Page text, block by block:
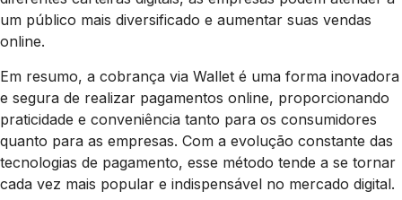
um público mais diversificado e aumentar suas vendas
online.
Em resumo, a cobrança via Wallet é uma forma inovadora
e segura de realizar pagamentos online, proporcionando
praticidade e conveniência tanto para os consumidores
quanto para as empresas. Com a evolução constante das
tecnologias de pagamento, esse método tende a se tornar
cada vez mais popular e indispensável no mercado digital.